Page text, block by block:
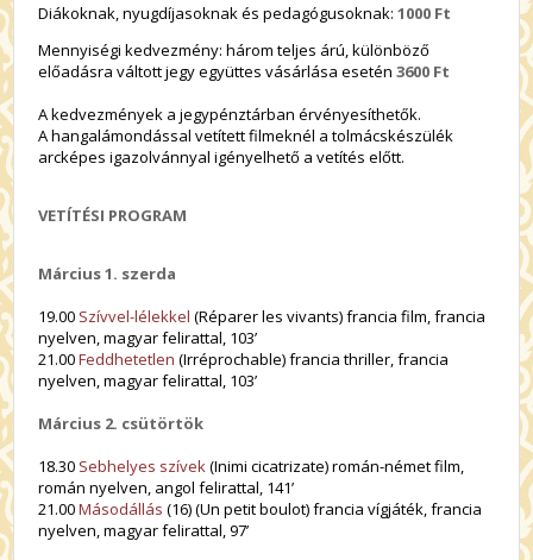
Diákoknak, nyugdíjasoknak és pedagógusoknak:1000 Ft
Mennyiségi kedvezmény: három teljes árú, különböző
előadásra váltott jegy együttes vásárlása esetén 3600 Ft
A kedvezmények a jegypénztárban érvényesíthetők.
A hangalámondással vetített filmeknél a tolmácskészülék
arcképes igazolvánnyal igényelhető a vetítés előtt.
VETÍTÉSI PROGRAM
Március 1. szerda
19.00 Szívvel-lélekkel (Réparer les vivants) francia film, francia
nyelven, magyar felirattal, 103’
21.00Feddhetetlen (Irréprochable) francia thriller, francia
nyelven, magyar felirattal, 103’
Március 2. csütörtök
18.30 Sebhelyes szívek(Inimi cicatrizate) román-német film,
román nyelven, angol felirattal, 141’
21.00Másodállás (16) (Un petit boulot) francia vígjáték, francia
nyelven, magyar felirattal, 97’